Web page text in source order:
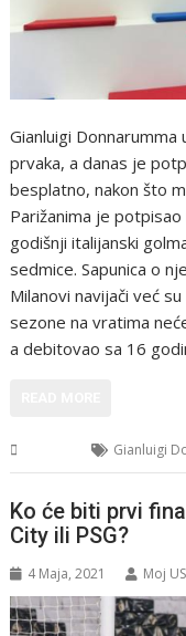
Gianluigi
prvaka, a danas je
besplatno, nakon što
Parižanima je
godišnji italijanski
sedmice. Sapunica o
Milanovi navijači već
sezone na vratima
a debitovao sa 16
Gianluigi
Ko će biti prvi
City ili PSG?
4 Maja, 2021 Moj